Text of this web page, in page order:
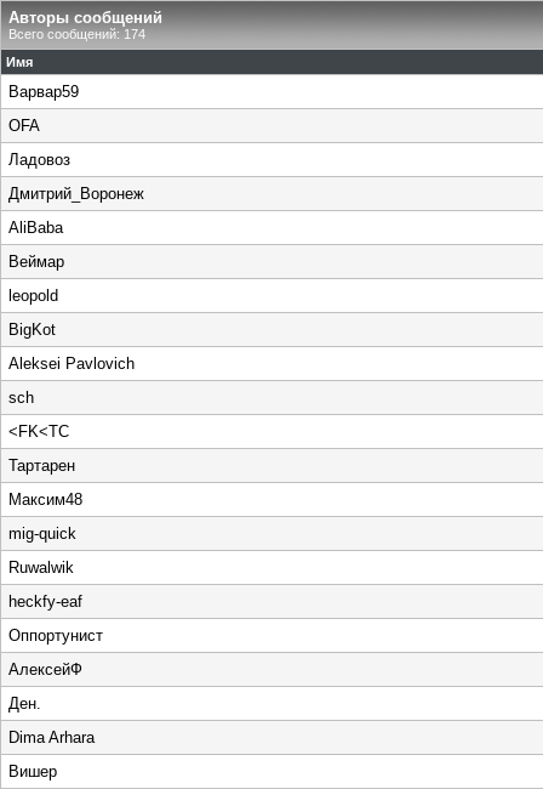
Авторы сообщений
Всего сообщений: 174
Имя
Варвар59
OFA
Ладовоз
Дмитрий_Воронеж
AliBaba
Веймар
leopold
BigKot
Aleksei Pavlovich
sch
<FK<TC
Тартарен
Максим48
mig-quick
Ruwalwik
heckfy-eaf
Оппортунист
АлексейФ
Ден.
Dima Arhara
Вишер